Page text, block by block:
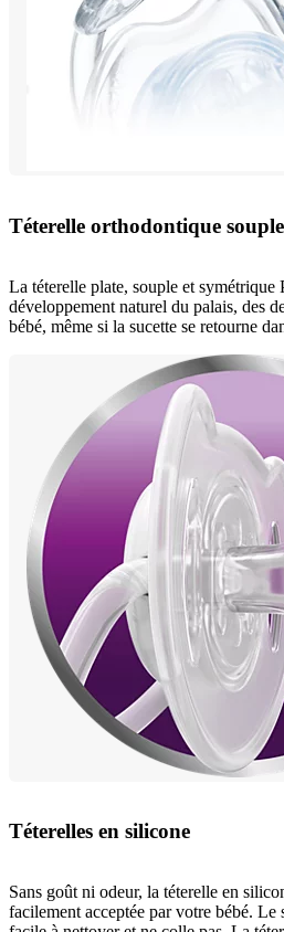
Téterelle orthodontique
La téterelle plate, souple et symétrique
développement naturel du palais, des
bébé, même si la sucette se retourne
Téterelles en silicone
Sans goût ni odeur, la téterelle en
facilement acceptée par votre bébé. Le